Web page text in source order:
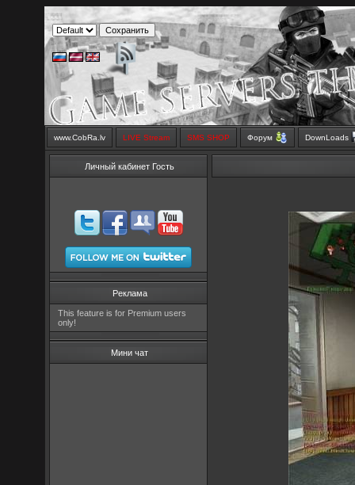
www.CobRa.lv LIVE Stream SMS SHOP Форум DownLoads
Личный кабинет Гость
Реклама
This feature is for Premium users
only!
Мини чат